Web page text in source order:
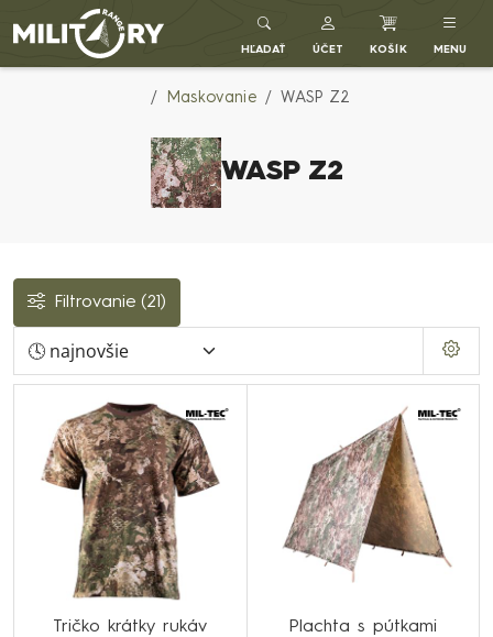
Army shop MILITARY RANGE SK
HĽADAŤ ÚČET KOŠÍK MENU
Maskovanie WASP Z2
WASP Z2
Filtrovanie (21)
Tričko krátky rukáv
Plachta s pútkami